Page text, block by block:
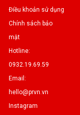
Điều khoản sử dụng
Chính sách bảo
mật
Hotline:
0932.19.69.59
Email:
hello@prvn.vn
Instagram